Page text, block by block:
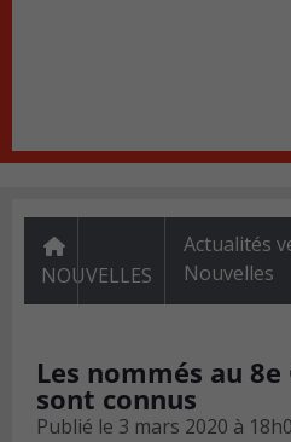
NOUVELLES
Actualités
Nouvelles
Les nommés au
sont connus
Publié le 3 mars 2020 à